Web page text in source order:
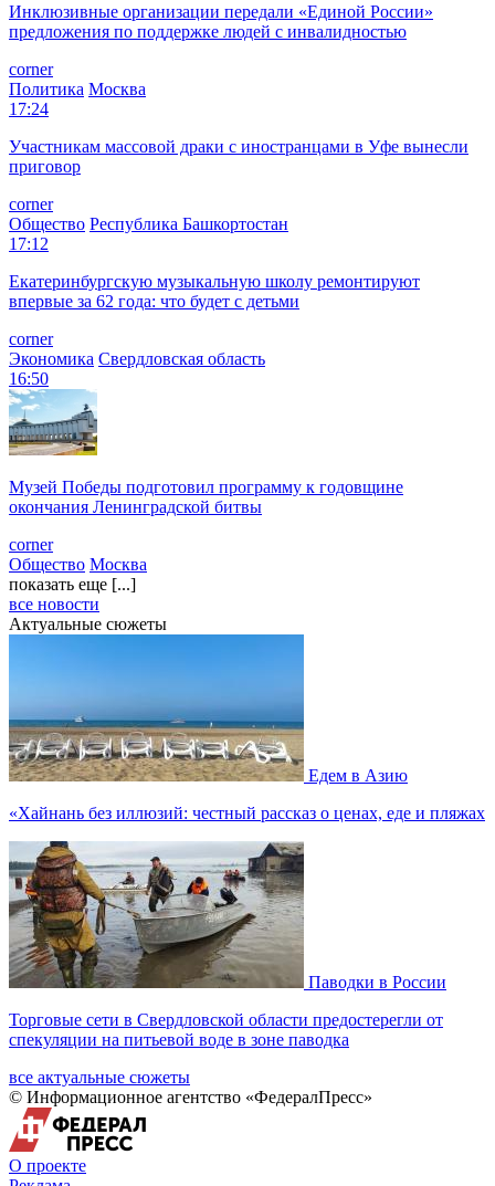
Инклюзивные организации передали «Единой России»
предложения по поддержке людей с инвалидностью
corner
Политика Москва
17:24
Участникам массовой драки с иностранцами в Уфе вынесли
приговор
corner
Общество Республика Башкортостан
17:12
Екатеринбургскую музыкальную школу ремонтируют
впервые за 62 года: что будет с детьми
corner
Экономика Свердловская область
16:50
Музей Победы подготовил программу к годовщине
окончания Ленинградской битвы
corner
Общество Москва
показать еще [...]
все новости
Актуальные сюжеты
Едем в Азию
«Хайнань без иллюзий: честный рассказ о ценах, еде и пляжах
Паводки в России
Торговые сети в Свердловской области предостерегли от
спекуляции на питьевой воде в зоне паводка
все актуальные сюжеты
© Информационное агентство «ФедералПресс»
О проекте